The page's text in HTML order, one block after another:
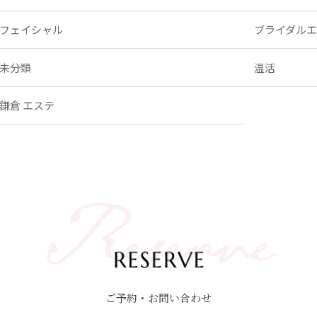
フェイシャル ブライダル
未分類 温活
鎌倉 エステ
ご予約・お問い合わせ